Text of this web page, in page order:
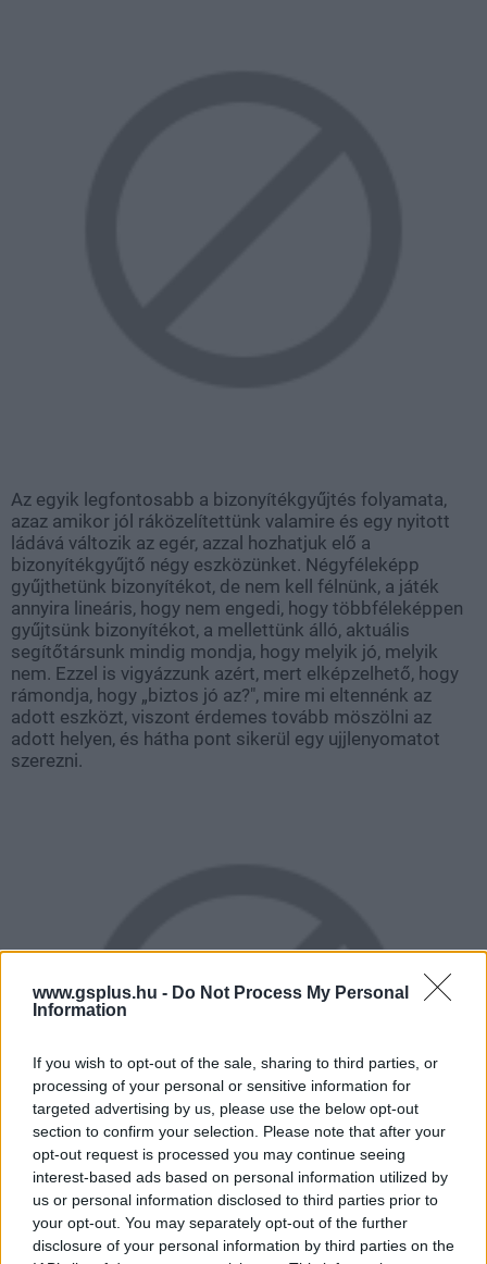
www.gsplus.hu - Do Not Process My Personal
Information
If you wish to opt-out of the sale, sharing to third parties, or
processing of your personal or sensitive information for
targeted advertising by us, please use the below opt-out
section to confirm your selection. Please note that after your
opt-out request is processed you may continue seeing
interest-based ads based on personal information utilized by
us or personal information disclosed to third parties prior to
your opt-out. You may separately opt-out of the further
disclosure of your personal information by third parties on the
Az egyik legfontosabb a bizonyítékgyűjtés folyamata,
azaz amikor jól ráközelítettünk valamire és egy nyitott
ládává változik az egér, azzal hozhatjuk elő a
bizonyítékgyűjtő négy eszközünket. Négyféleképp
gyűjthetünk bizonyítékot, de nem kell félnünk, a játék
annyira lineáris, hogy nem engedi, hogy többféleképpen
gyűjtsünk bizonyítékot, a mellettünk álló, aktuális
segítőtársunk mindig mondja, hogy melyik jó, melyik
nem. Ezzel is vigyázzunk azért, mert elképzelhető, hogy
rámondja, hogy „biztos jó az?", mire mi eltennénk az
adott eszközt, viszont érdemes tovább möszölni az
adott helyen, és hátha pont sikerül egy ujjlenyomatot
szerezni.